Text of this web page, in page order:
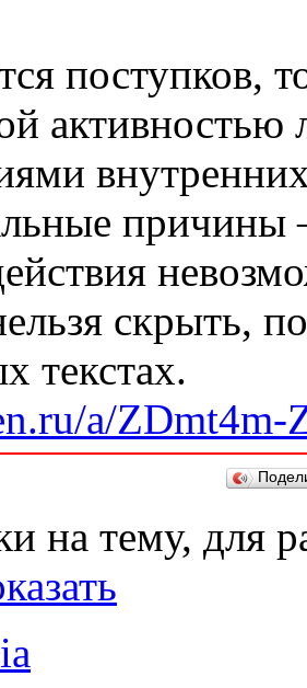
поступков,
причины
скрыть,
текстах.
a/
на тему, для